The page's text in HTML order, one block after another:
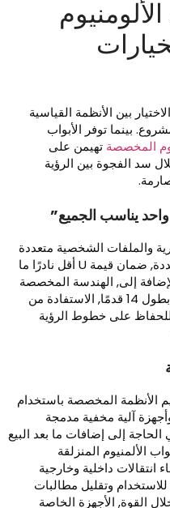
بين الأنظمة القياسية
بينما توفر الأبواب
المخصصةتهيمن على
سد الفجوة بين الرؤية
يناسب الجميع”
الشخصية متعددة
الغرف المصممة لمناخات إقليمية محددة, ضمان قيمة U أقل نادرًا ما
إلى, الهندسة المخصصة
تدعم ضخمة 10 إلى مسافات عمودية بطول 14 قدمًا, الاستفادة من
على خطوط الرؤية
المخصصة باستخدام
آلية مخفية مدمجة
إلى إضافات ما بعد البيع
المنزلقة
داخلية وخارجية
وتقليل مطالبات
الأجهزة الخاصة